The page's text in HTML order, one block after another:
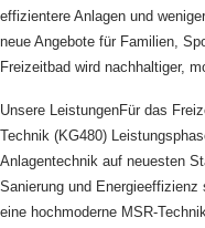
effizientere Anlagen und
neue Angebote für Familien,
Freizeitbad wird nachhaltiger,
Unsere LeistungenFür das
Technik (KG480)
Anlagentechnik auf neuesten
Sanierung und
eine hochmoderne MSR-